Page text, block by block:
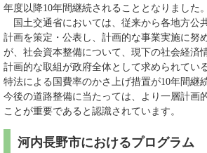
年度以降10年間継続されることとなりました。
国土交通省においては、従来から各地方公
計画を策定・公表し、計画的な事業実施に努
が、社会資本整備について、現下の社会経済
計画的な取組が政府全体として求められてい
特法による国費率のかさ上げ措置が10年間継
今後の道路整備に当たっては、より一層計画
ことが重要であると認識されています。
河内長野市におけるプログラム